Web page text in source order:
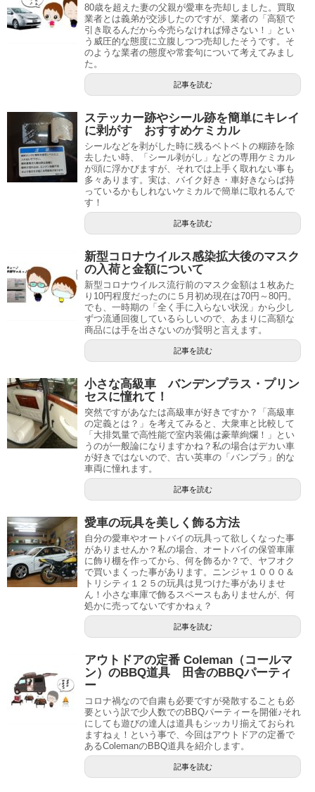
80歳を超えた妻の父親が愛車を売却しました。買取
業者とは義弟が交渉したのですが、業者の「高額で
引き取るんだから今売らなければ帰さない！」とい
う威圧的な態度に立腹しつつ売却したそうです。そ
のような業者の態度や常套句について考えてみまし
た。
記事を読む
ステッカー跡やシール跡を簡単にキレイ
に剥がす おすすめケミカル
シールなどを剥がした時に残るベトベトの糊跡を除
去したい時、「シール剥がし」などの専用ケミカル
が頭に浮かびますが、それでは上手く取れない事も
多々あります。実は、バイク好き・車好きならば持
っているかもしれないケミカルで簡単に取れるんで
す！
記事を読む
新型コロナウイルス感染拡大後のマスク
の入荷と金額について
新型コロナウイルス流行前のマスク金額は１枚あた
り10円程度だったのに５月初め現在は70円～80円。
でも、一時期の「全く手に入らない状況」から少し
ずつ流通回復しているらしいので、あまりに高額な
商品には手を出さないのが賢明と言えます。
記事を読む
小さな高級車 バンデンプラス・プリン
セスに憧れて！
突然ですがあなたは高級車が好きですか？「高級車
の定義とは？」を考えてみると、大衆車と比較して
「大排気量で高性能で室内装備は豪華絢爛！」とい
うのが一般論になりますかね？私の場合はデカい車
が好きではないので、古い英車の「バンプラ」的な
車両に憧れます。
記事を読む
愛車の玩具を美しく飾る方法
自分の愛車やオートバイの玩具って欲しくなった事
がありませんか？私の場合、オートバイの保管車庫
に飾り棚を作ってから、何を飾るか？で、ヤフオク
で買いまくった事があります。ニンジャ１０００＆
トリシティ１２５の玩具は見つけた事がありませ
ん！小さな車庫で飾るスペースもありませんが、何
処かに売ってないですかねぇ？
記事を読む
アウトドアの定番 Coleman（コールマ
ン）のBBQ道具 田舎のBBQパーティ
ー
コロナ禍なので自粛も必要ですが発散することも必
要という訳で少人数でのBBQパーティーを開催♪それ
にしても遊びの達人は道具もシッカリ揃えておられ
ますねぇ！という事で、今回はアウトドアの定番で
あるColemanのBBQ道具を紹介します。
記事を読む